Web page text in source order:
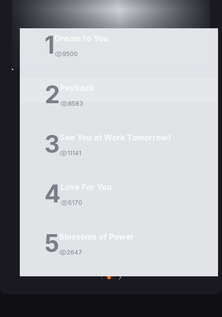
1 Dream to You
9500
2 8583
3See You at Work Tomorrow!
11141
4Love For You
5170
5Blossoms of Power
2647